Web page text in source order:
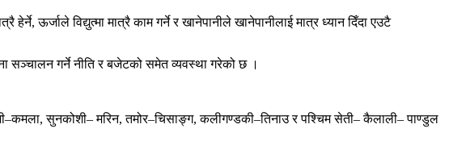
ऊर्जाले विद्युत्मा मात्रै काम गर्ने र खानेपानीले खानेपानीलाई मात्र ध्यान दिँदा एउटै
सञ्चालन गर्ने नीति र बजेटको समेत व्यवस्था गरेको छ ।
सुनकोशी– मरिन, तमोर–चिसाङ्ग, कलीगण्डकी–तिनाउ र पश्चिम सेती– कैलाली– पाण्डुल